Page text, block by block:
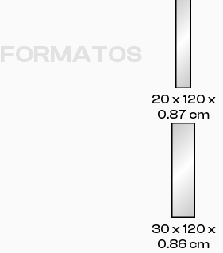
FORMATOS
20 x 120 x
0.87 cm
30 x 120 x
0.86 cm